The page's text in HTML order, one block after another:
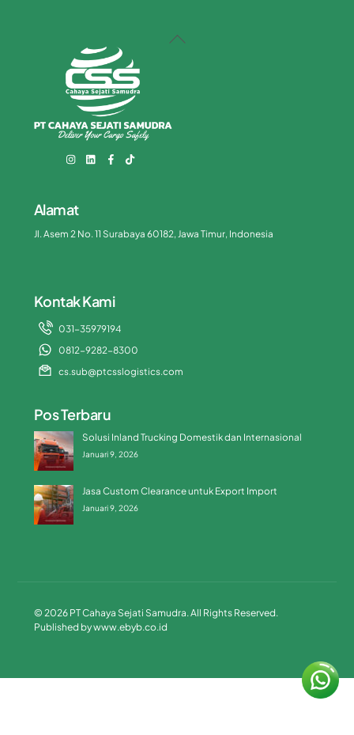
Alamat
Jl. Asem 2 No. 11 Surabaya 60182, Jawa Timur, Indonesia
Kontak Kami
031-35979194
0812-9282-8300
cs.sub@ptcsslogistics.com
Pos Terbaru
Solusi Inland Trucking Domestik dan Internasional
Januari 9, 2026
Jasa Custom Clearance untuk Export Import
Januari 9, 2026
© 2026 PT Cahaya Sejati Samudra. All Rights Reserved.
Published bywww.ebyb.co.id
Back